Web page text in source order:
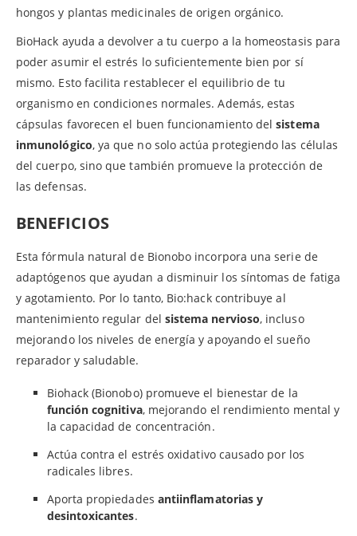
hongos y plantas medicinales de origen orgánico.
BioHack ayuda a devolver a tu cuerpo a la homeostasis para
poder asumir el estrés lo suficientemente bien por sí
mismo. Esto facilita restablecer el equilibrio de tu
organismo en condiciones normales. Además, estas
cápsulas favorecen el buen funcionamiento delsistema
inmunológico, ya que no solo actúa protegiendo las células
del cuerpo, sino que también promueve la protección de
las defensas.
BENEFICIOS
Esta fórmula natural de Bionobo incorpora una serie de
adaptógenos que ayudan a disminuir los síntomas de fatiga
y agotamiento. Por lo tanto, Bio:hack contribuye al
mantenimiento regular del sistema nervioso, incluso
mejorando los niveles de energía y apoyando el sueño
reparador y saludable.
Biohack (Bionobo) promueve el bienestar de la
función cognitiva, mejorando el rendimiento mental y
la capacidad de concentración.
Actúa contra el estrés oxidativo causado por los
radicales libres.
Aporta propiedades antiinflamatorias y
desintoxicantes.